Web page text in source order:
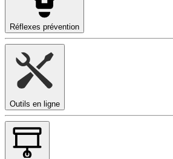
Réflexes prévention
Outils en ligne